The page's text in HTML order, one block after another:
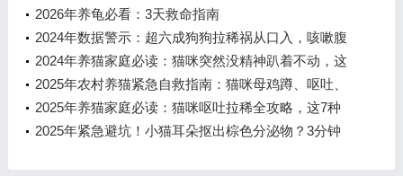
致命错误千万别犯！
2026年养龟必看：3天救命指南
2024年数据警示：超六成狗狗拉稀祸从口入，咳嗽腹
泻并发需警惕这5大危险信号
2024年养猫家庭必读：猫咪突然没精神趴着不动，这
8个原因和4步紧急处理方案
2025年农村养猫紧急自救指南：猫咪母鸡蹲、呕吐、
流口水，远离宠物医院时如何应
2025年养猫家庭必读：猫咪呕吐拉稀全攻略，这7种
情况必须立即送医
2025年紧急避坑！小猫耳朵抠出棕色分泌物？3分钟